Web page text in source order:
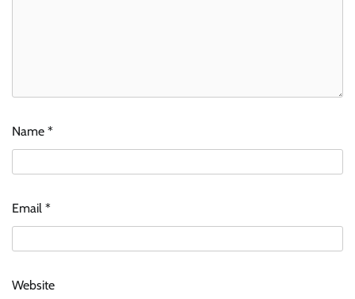
Name *
Email *
Website